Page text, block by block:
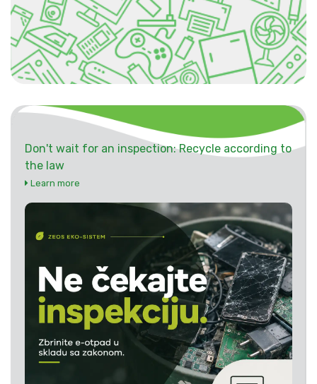
Don't wait for an inspection: Recycle according to
the law
Learn more